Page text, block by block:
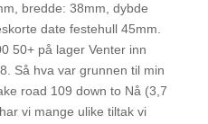
bredde: 38mm, dybde
date festehull 45mm.
50+ på lager Venter inn
Så hva var grunnen til min
road 109 down to Nå (3,7
vi mange ulike tiltak vi